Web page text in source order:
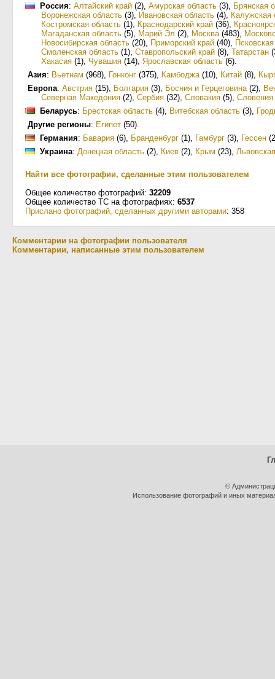
Россия: Алтайский край (2) Амурская область (3) Брянская
Воронежская область (3) Ивановская область (4) Калужская
Костромская область (1) Краснодарский край (36)
Магаданская область (5) Марий Эл (2) Москва (483)
Новосибирская область (20) Приморский край (40)
Смоленская область (1) Ставропольский край (8) Татарстан
Хакасия (1) Чувашия (14) Ярославская область (6)
Азия: Вьетнам (968) Гонконг (375) Камбоджа (10) Китай (8)
Европа: Австрия (15) Болгария (3) Босния и Герцеговина (2)
Северная Македония (2) Сербия (32) Словакия (5) Словения
Беларусь: Брестская область (4) Витебская область (3)
Другие регионы: Египет (50)
Германия: Бавария (6) Бранденбург (1) Гамбург (3) Гессен
Украина: Донецкая область (2) Киев (2) Крым (23)
Найти все фотографии, сделанные этим пользователем
Общее количество фотографий: 32209
Общее количество ТС на фотографиях: 6537
Прислано фотографий, сделанных другими авторами: 358
Комментарии на фотографии пользователя
Комментарии, написанные этим пользователем
©
Использование фотографий и иных